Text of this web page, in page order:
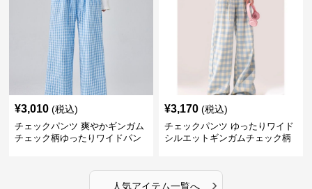
¥3,010 (税込)
チェックパンツ 爽やかギンガム
チェック柄ゆったりワイドパン
¥3,170 (税込)
チェックパンツ ゆったりワイド
シルエットギンガムチェック柄
人気アイテム一覧へ ›